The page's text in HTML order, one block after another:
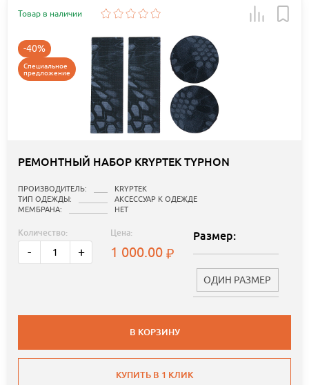
Товар в наличии
-40%
Специальное
предложение
РЕМОНТНЫЙ НАБОР KRYPTEK TYPHON
ПРОИЗВОДИТЕЛЬ:
KRYPTEK
ТИП ОДЕЖДЫ:
АКСЕССУАР К ОДЕЖДЕ
МЕМБРАНА:
НЕТ
Количество:
- +
Цена:
1 000.00
Размер:
ОДИН РАЗМЕР
В КОРЗИНУ
КУПИТЬ В 1 КЛИК